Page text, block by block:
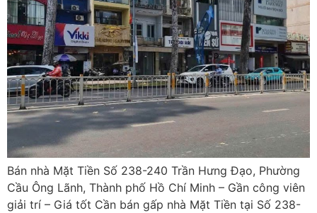
Bán nhà Mặt Tiền Số 238-240 Trần Hưng Đạo, Phường
Cầu Ông Lãnh, Thành phố Hồ Chí Minh – Gần công viên
giải trí – Giá tốt Cần bán gấp nhà Mặt Tiền tại Số 238-